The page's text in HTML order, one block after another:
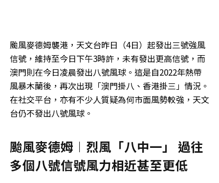
颱風麥德姆襲港，天文台昨日（4日）起發出三號強風
信號，維持至今日下午3時許，未有發出更高信號，而
澳門則在今日凌晨發出八號風球。這是自2022年熱帶
風暴木蘭後，再次出現「澳門掛八、香港掛三」情況。
在社交平台，亦有不少人質疑為何市面風勢較強，天文
台仍不發出八號風球。
颱風麥德姆︱烈風「八中一」 過往
多個八號信號風力相近甚至更低